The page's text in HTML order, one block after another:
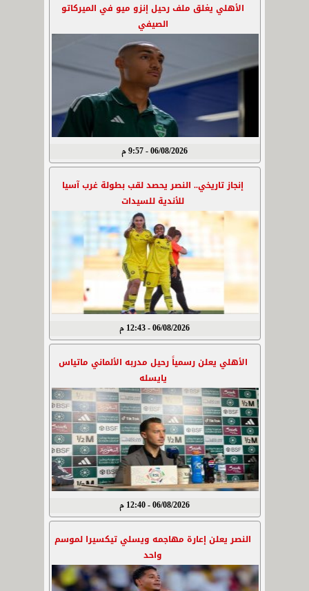
الأهلي يغلق ملف رحيل إنزو ميو في الميركاتو
الصيفي
06/08/2026 - 9:57 م
إنجاز تاريخي.. النصر يحصد لقب بطولة غرب آسيا
للأندية للسيدات
06/08/2026 - 12:43 م
الأهلي يعلن رسمياً رحيل مدربه الألماني ماتياس
يايسله
06/08/2026 - 12:40 م
النصر يعلن إعارة مهاجمه ويسلي تيكسيرا لموسم
واحد